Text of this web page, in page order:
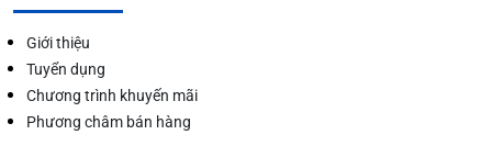
Giới thiệu
Tuyển dụng
Chương trình khuyến mãi
Phương châm bán hàng